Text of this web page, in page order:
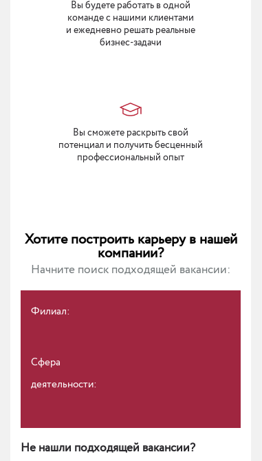
Вы будете работать в одной
команде с нашими клиентами
и ежедневно решать реальные
бизнес-задачи
Вы сможете раскрыть свой
потенциал и получить бесценный
профессиональный опыт
Хотите построить карьеру в нашей
компании?
Начните поиск подходящей вакансии:
Филиал:
Сфера
деятельности:
Не нашли подходящей вакансии?